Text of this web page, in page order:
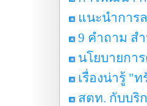
แนะนำการ
9 คำถาม ส
นโยบายกา
เรื่องน่ารู้ "
สตท. กับบริก